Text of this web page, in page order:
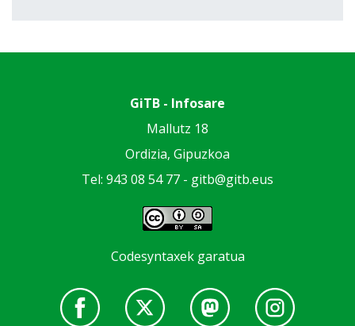
GiTB - Infosare
Mallutz 18
Ordizia, Gipuzkoa
Tel: 943 08 54 77 - gitb@gitb.eus
Codesyntaxek garatua